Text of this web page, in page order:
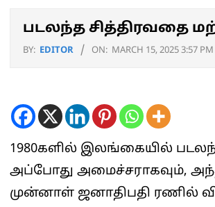
படலந்த சித்திரவதை
BY: EDITOR ON: MARCH 15, 2025 3:57 PM
1980களில் இலங்கையில்
அப்போது அமைச்சராகவும்,
முன்னாள் ஜனாதிபதி ரணில்